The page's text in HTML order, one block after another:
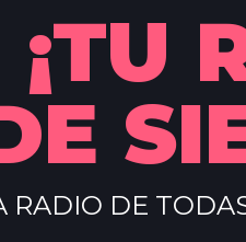
¡TU
RADIO DE